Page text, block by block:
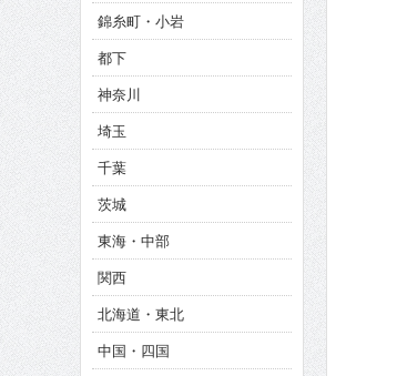
CINEMA×STYLE
CINEMA×STYLE
CINEMA×STYLE
錦糸町・小岩
都下
神奈川
埼玉
千葉
茨城
東海・中部
関西
北海道・東北
中国・四国